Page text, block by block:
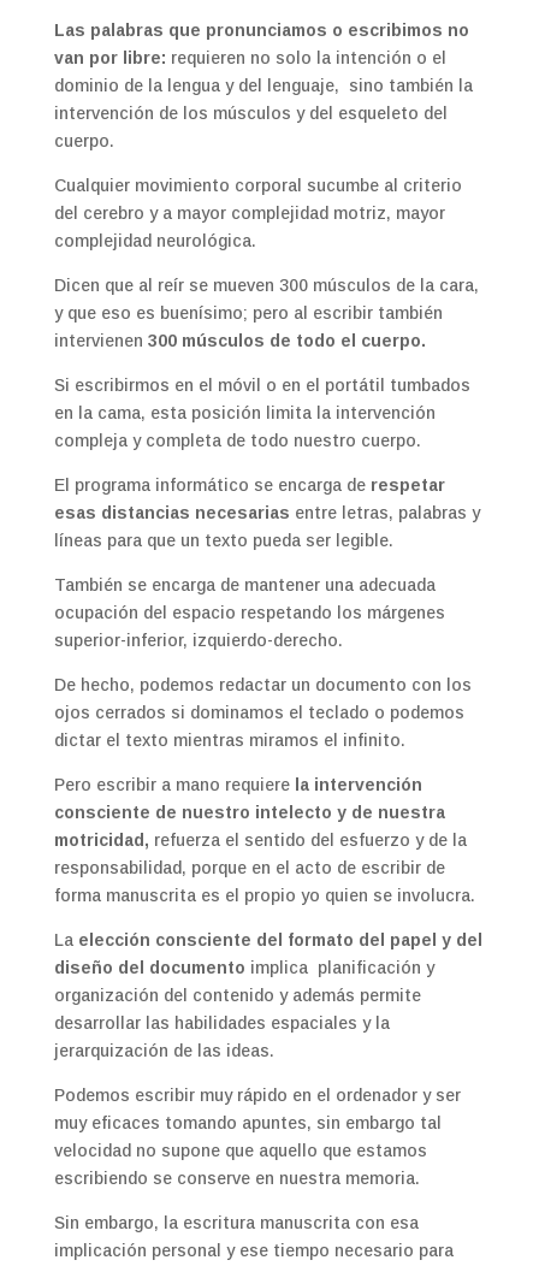
Las palabras que pronunciamos o escribimos no
van por libre: requieren no solo la intención o el
dominio de la lengua y del lenguaje, sino también la
intervención de los músculos y del esqueleto del
cuerpo.
Cualquier movimiento corporal sucumbe al criterio
del cerebro y a mayor complejidad motriz, mayor
complejidad neurológica.
Dicen que al reír se mueven 300 músculos de la cara,
y que eso es buenísimo; pero al escribir también
intervienen 300 músculos de todo el cuerpo.
Si escribirmos en el móvil o en el portátil tumbados
en la cama, esta posición limita la intervención
compleja y completa de todo nuestro cuerpo.
El programa informático se encarga de respetar
esas distancias necesarias entre letras, palabras y
líneas para que un texto pueda ser legible.
También se encarga de mantener una adecuada
ocupación del espacio respetando los márgenes
superior-inferior, izquierdo-derecho.
De hecho, podemos redactar un documento con los
ojos cerrados si dominamos el teclado o podemos
dictar el texto mientras miramos el infinito.
Pero escribir a mano requierela intervención
consciente de nuestro intelecto y de nuestra
motricidad, refuerza el sentido del esfuerzo y de la
responsabilidad, porque en el acto de escribir de
forma manuscrita es el propio yo quien se involucra.
La elección consciente del formato del papel y del
diseño del documento implica planificación y
organización del contenido y además permite
desarrollar las habilidades espaciales y la
jerarquización de las ideas.
Podemos escribir muy rápido en el ordenador y ser
muy eficaces tomando apuntes, sin embargo tal
velocidad no supone que aquello que estamos
escribiendo se conserve en nuestra memoria.
Sin embargo, la escritura manuscrita con esa
implicación personal y ese tiempo necesario para